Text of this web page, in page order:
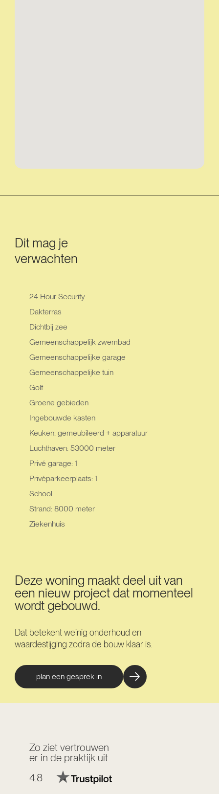
Dit mag je
verwachten
24 Hour Security
Dakterras
Dichtbij zee
Gemeenschappelijk zwembad
Gemeenschappelijke garage
Gemeenschappelijke tuin
Golf
Groene gebieden
Ingebouwde kasten
Keuken: gemeubileerd + apparatuur
Luchthaven: 53000 meter
Privé garage: 1
Privéparkeerplaats: 1
School
Strand: 8000 meter
Ziekenhuis
Deze woning maakt deel uit van
een nieuw project dat momenteel
wordt gebouwd.
Dat betekent weinig onderhoud en
waardestijging zodra de bouw klaar is.
plan een gesprek in
Zo ziet vertrouwen
er in de praktijk uit
4.8